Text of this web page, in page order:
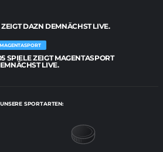
ZEIGT DAZN DEMNÄCHST LIVE.
MAGENTASPORT
SPIELE ZEIGT MAGENTASPORT
LIVE.
UNSERE SPORTARTEN: